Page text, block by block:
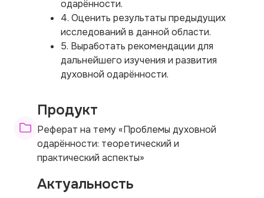
одарённости.
4. Оценить результаты предыдущих
исследований в данной области.
5. Выработать рекомендации для
дальнейшего изучения и развития
духовной одарённости.
Продукт
Реферат на тему «Проблемы духовной
одарённости: теоретический и
практический аспекты»
Актуальность